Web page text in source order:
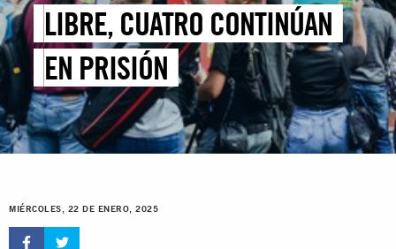
LIBRE, CUATRO CONTINÚAN
EN PRISIÓN
MIÉRCOLES, 22 DE ENERO, 2025